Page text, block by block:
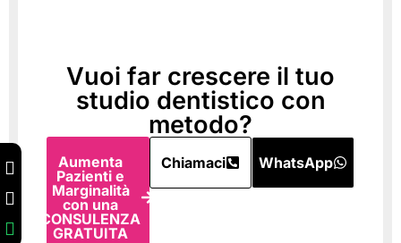
Vuoi far crescere il tuo
studio dentistico con
metodo?
Aumenta
Pazienti e
Marginalità
con una
CONSULENZA
GRATUITA
Chiamaci WhatsApp